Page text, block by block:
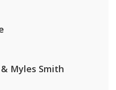
Myles Smith